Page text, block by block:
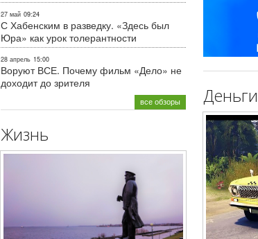
27 май 09:24
С Хабенским в разведку. «Здесь был
Юра» как урок толерантности
28 апрель 15:00
Воруют ВСЕ. Почему фильм «Дело» не
доходит до зрителя
все обзоры
Жизнь
Деньги